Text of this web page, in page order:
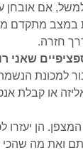
אם אובחן
במצב מתקדם
חזרה.
שאני
למכונת
או קבלת
הן יעזרו
ואת מה שהכי